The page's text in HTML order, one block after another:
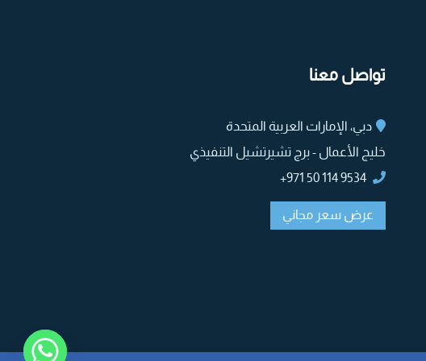
تواصل معنا
دبي، الإمارات العربية المتحدة
خليج الأعمال - برج تشيرتشيل التنفيذي
9534 114 50 971+
عرض سعر مجاني